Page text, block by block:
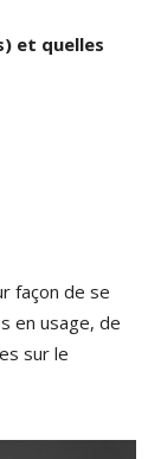
et quelles
façon de se
en usage, de
sur le